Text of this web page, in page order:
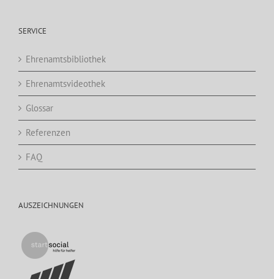
SERVICE
Ehrenamtsbibliothek
Ehrenamtsvideothek
Glossar
Referenzen
FAQ
AUSZEICHNUNGEN